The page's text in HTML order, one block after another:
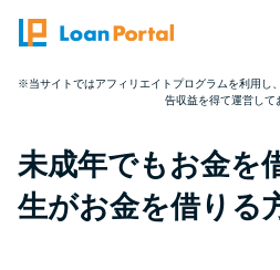
トップページ
おすすめコンテンツ
※当サイトではアフィリエイトプログラムを利用し
告収益を得て運営して
未成年でもお金を
生がお金を借りる